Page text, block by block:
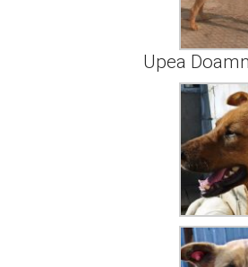
Upea